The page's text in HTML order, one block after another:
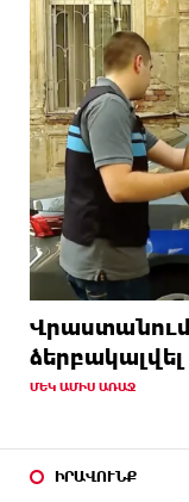
ձերբակալվել
ՄԵԿ ԱՄԻՍ ԱՌԱՋ
ԻՐԱՎՈՒՆՔ